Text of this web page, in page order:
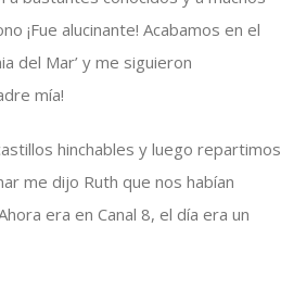
¡Fue alucinante! Acabamos en el
del Mar’ y me siguieron
mía!
hinchables y luego repartimos
me dijo Ruth que nos habían
era en Canal 8, el día era un